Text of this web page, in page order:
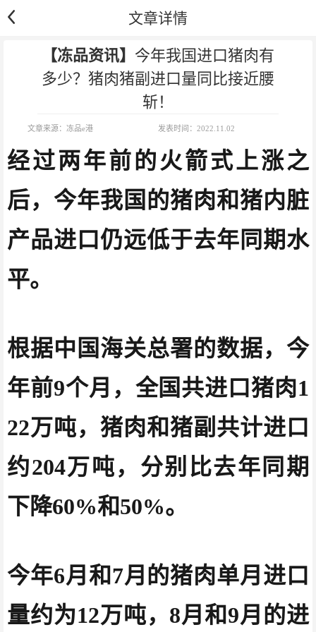
文章详情
【冻品资讯】 今年我国进口猪肉有
多少？猪肉猪副进口量同比接近腰
斩！
文章来源： 冻品e港 发表时间： 2022.11.02
经过两年前的火箭式上涨之
后，今年我国的猪肉和猪内脏
产品进口仍远低于去年同期水
平。
根据中国海关总署的数据，今
年前9个月，全国共进口猪肉1
22万吨，猪肉和猪副共计进口
约204万吨，分别比去年同期
下降60%和50%。
今年6月和7月的猪肉单月进口
量约为12万吨，8月和9月的进